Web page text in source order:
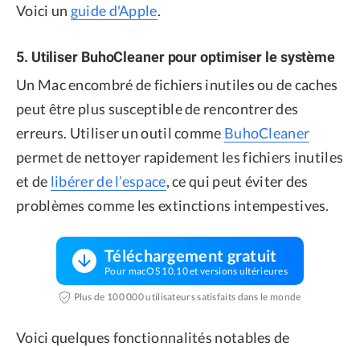
Voici un guide d'Apple.
5. Utiliser BuhoCleaner pour optimiser le système
Un Mac encombré de fichiers inutiles ou de caches
peut être plus susceptible de rencontrer des
erreurs. Utiliser un outil comme BuhoCleaner
permet de nettoyer rapidement les fichiers inutiles
et de libérer de l’espace, ce qui peut éviter des
problèmes comme les extinctions intempestives.
Téléchargement gratuit
Pour macOS 10.10 et versions ultérieures
Plus de 100 000 utilisateurs satisfaits dans le monde
Voici quelques fonctionnalités notables de